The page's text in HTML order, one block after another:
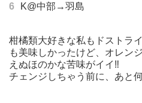
6 K@中部→羽島
柑橘類大好きな私もドストラ
も美味しかったけど、オレン
えぬほのかな苦味がイイ‼
チェンジしちゃう前に、あと